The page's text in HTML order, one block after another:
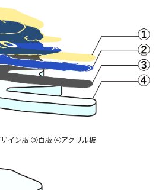
イン版 ③白版 ④アクリル板